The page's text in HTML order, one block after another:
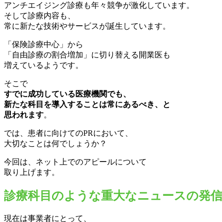
アンチエイジング診療も年々競争が激化しています。
そして診療内容も、
常に新たな技術やサービスが誕生しています。
「保険診療中心」から
「自由診療の割合増加」に切り替える開業医も
増えているようです。
そこで
すでに成功している医療機関でも、
新たな科目を導入することは常にあるべき、と
思われます。
では、患者に向けてのPRにおいて、
大切なことは何でしょうか？
今回は、ネット上でのアピールについて
取り上げます。
診療科目のような重大なニュースの発
現在は事業者にとって、